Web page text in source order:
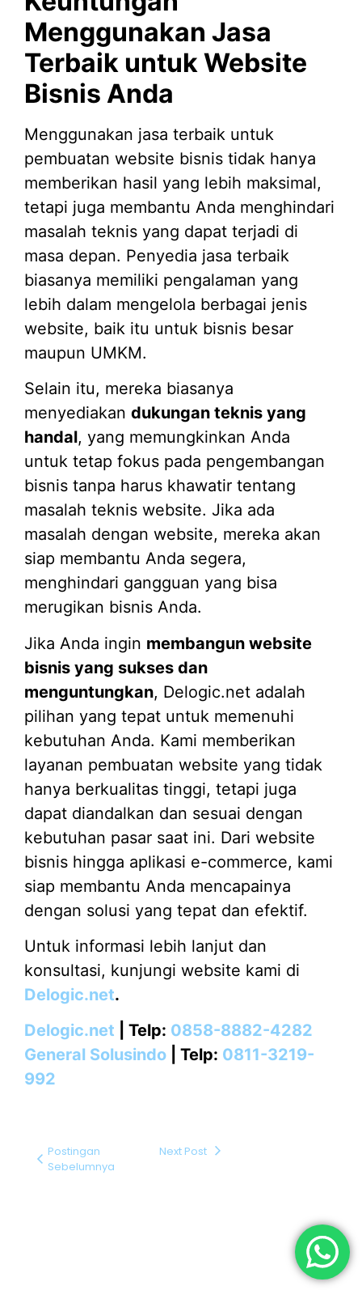
Menggunakan Jasa
Terbaik untuk Website
Bisnis Anda
Menggunakan jasa terbaik untuk
pembuatan website bisnis tidak hanya
memberikan hasil yang lebih maksimal,
tetapi juga membantu Anda menghindari
masalah teknis yang dapat terjadi di
masa depan. Penyedia jasa terbaik
biasanya memiliki pengalaman yang
lebih dalam mengelola berbagai jenis
website, baik itu untuk bisnis besar
maupun UMKM.
Selain itu, mereka biasanya
menyediakan dukungan teknis yang
handal, yang memungkinkan Anda
untuk tetap fokus pada pengembangan
bisnis tanpa harus khawatir tentang
masalah teknis website. Jika ada
masalah dengan website, mereka akan
siap membantu Anda segera,
menghindari gangguan yang bisa
merugikan bisnis Anda.
Jika Anda ingin membangun website
bisnis yang sukses dan
menguntungkan, Delogic.net adalah
pilihan yang tepat untuk memenuhi
kebutuhan Anda. Kami memberikan
layanan pembuatan website yang tidak
hanya berkualitas tinggi, tetapi juga
dapat diandalkan dan sesuai dengan
kebutuhan pasar saat ini. Dari website
bisnis hingga aplikasi e-commerce, kami
siap membantu Anda mencapainya
dengan solusi yang tepat dan efektif.
Untuk informasi lebih lanjut dan
konsultasi, kunjungi website kami di
Delogic.net.
Delogic.net | Telp: 0858-8882-4282
General Solusindo | Telp: 0811-3219-
992
Postingan
Sebelumnya
Next Post